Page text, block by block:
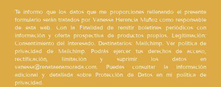
Te informo que los datos que me proporciones rellenando el presente
formulario serán tratados por Vanessa Herencia Muñoz como responsable
de esta web. Con la Finalidad de remitir boletines periódicos con
información y oferta prospectiva de productos propios. Legitimación:
Consentimiento del interesado. Destinatarios: Mailchimp. Ver política de
privacidad de Mailchimp. Podrás ejercer tus derechos de acceso,
rectificación, limitación y suprimir los datos en
vanessa@renataenamorada.com. Puedes consultar la información
adicional y detallada sobre Protección de Datos en mi política de
privacidad.